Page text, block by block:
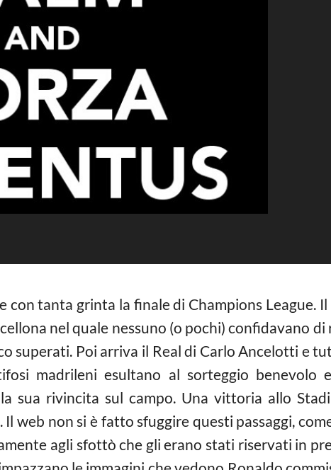
tanta grinta la finale di Champions League. Il
nel quale nessuno (o pochi) confidavano di
superati. Poi arriva il Real di Carlo Ancelotti e
madrileni esultano al sorteggio benevolo
sua rivincita sul campo. Una vittoria allo
web non si è fatto sfuggire questi passaggi,
agli sfottò che gli erano stati riservati in